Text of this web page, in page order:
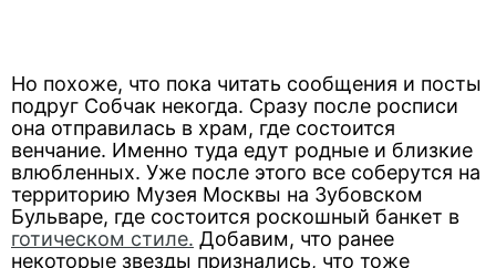
Но похоже, что пока читать сообщения и посты
подруг Собчак некогда. Сразу после росписи
она отправилась в храм, где состоится
венчание. Именно туда едут родные и близкие
влюбленных. Уже после этого все соберутся на
территорию Музея Москвы на Зубовском
Бульваре, где состоится роскошный банкет в
готическом стиле. Добавим, что ранее
некоторые звезды признались, что тоже